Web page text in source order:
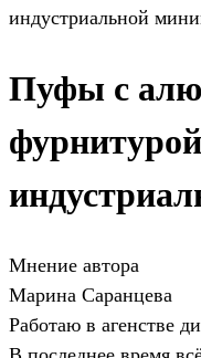
индустриальной
Пуфы с
Мнение автора
Марина Саранцева
Работаю в агенстве